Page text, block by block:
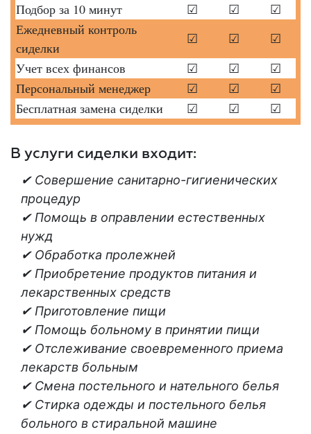
Подбор за 10 минут
☑ ☑
☑
Ежедневный контроль
сиделки
☑ ☑
☑
Учет всех финансов
☑ ☑
☑
Персональный менеджер
☑ ☑
☑
Бесплатная замена сиделки
☑ ☑ ☑
В услуги сиделки входит:
✔ Совершение санитарно-гигиенических
процедур
✔ Помощь в оправлении естественных
нужд
✔ Обработка пролежней
✔ Приобретение продуктов питания и
лекарственных средств
✔ Приготовление пищи
✔ Помощь больному в принятии пищи
✔ Отслеживание своевременного приема
лекарств больным
✔ Смена постельного и нательного белья
✔ Стирка одежды и постельного белья
больного в стиральной машине